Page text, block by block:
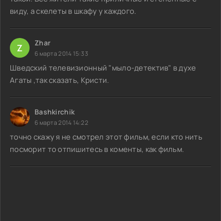
виду, а скелеты в шкафу у каждого.
Z Zhar
6 марта 2014 15:33
Шведский телевизионный "мыло-детектив" в духе
Агаты ,так сказать, Кристи.
Bashkirchik
6 марта 2014 14:22
точно скажу я не смотрел этот фильм, если кто нить
посморит то отпишитесь в коменты, как фильм.